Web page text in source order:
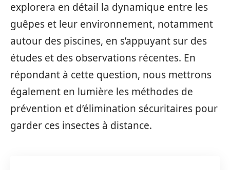
explorera en détail la dynamique entre les
guêpes et leur environnement, notamment
autour des piscines, en s’appuyant sur des
études et des observations récentes. En
répondant à cette question, nous mettrons
également en lumière les méthodes de
prévention et d’élimination sécuritaires pour
garder ces insectes à distance.